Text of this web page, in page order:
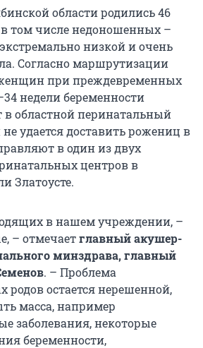
области родились 46
том числе недоношенных –
низкой и очень
Согласно маршрутизации
при преждевременных
недели беременности
в областной перинатальный
удается доставить рожениц в
в один из двух
центров в
Златоусте.
в нашем учреждении, –
– отмечаетглавный акушер-
минздрава, главный
. – Проблема
остается нерешенной,
масса, например
заболевания, некоторые
беременности,